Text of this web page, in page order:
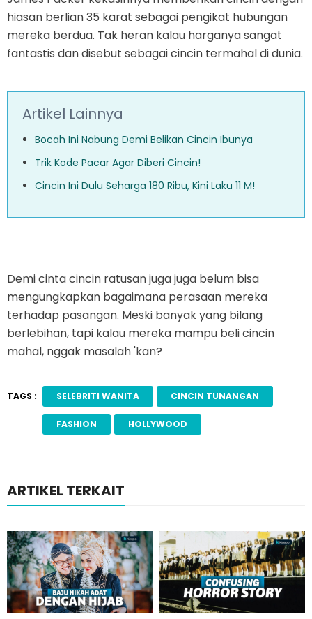
hiasan berlian 35 karat sebagai pengikat hubungan
mereka berdua. Tak heran kalau harganya sangat
fantastis dan disebut sebagai cincin termahal di dunia.
Artikel Lainnya
Bocah Ini Nabung Demi Belikan Cincin Ibunya
Trik Kode Pacar Agar Diberi Cincin!
Cincin Ini Dulu Seharga 180 Ribu, Kini Laku 11 M!
Demi cinta cincin ratusan juga juga belum bisa
mengungkapkan bagaimana perasaan mereka
terhadap pasangan. Meski banyak yang bilang
berlebihan, tapi kalau mereka mampu beli cincin
mahal, nggak masalah 'kan?
TAGS : SELEBRITI WANITA CINCIN TUNANGAN
FASHION HOLLYWOOD
ARTIKEL TERKAIT